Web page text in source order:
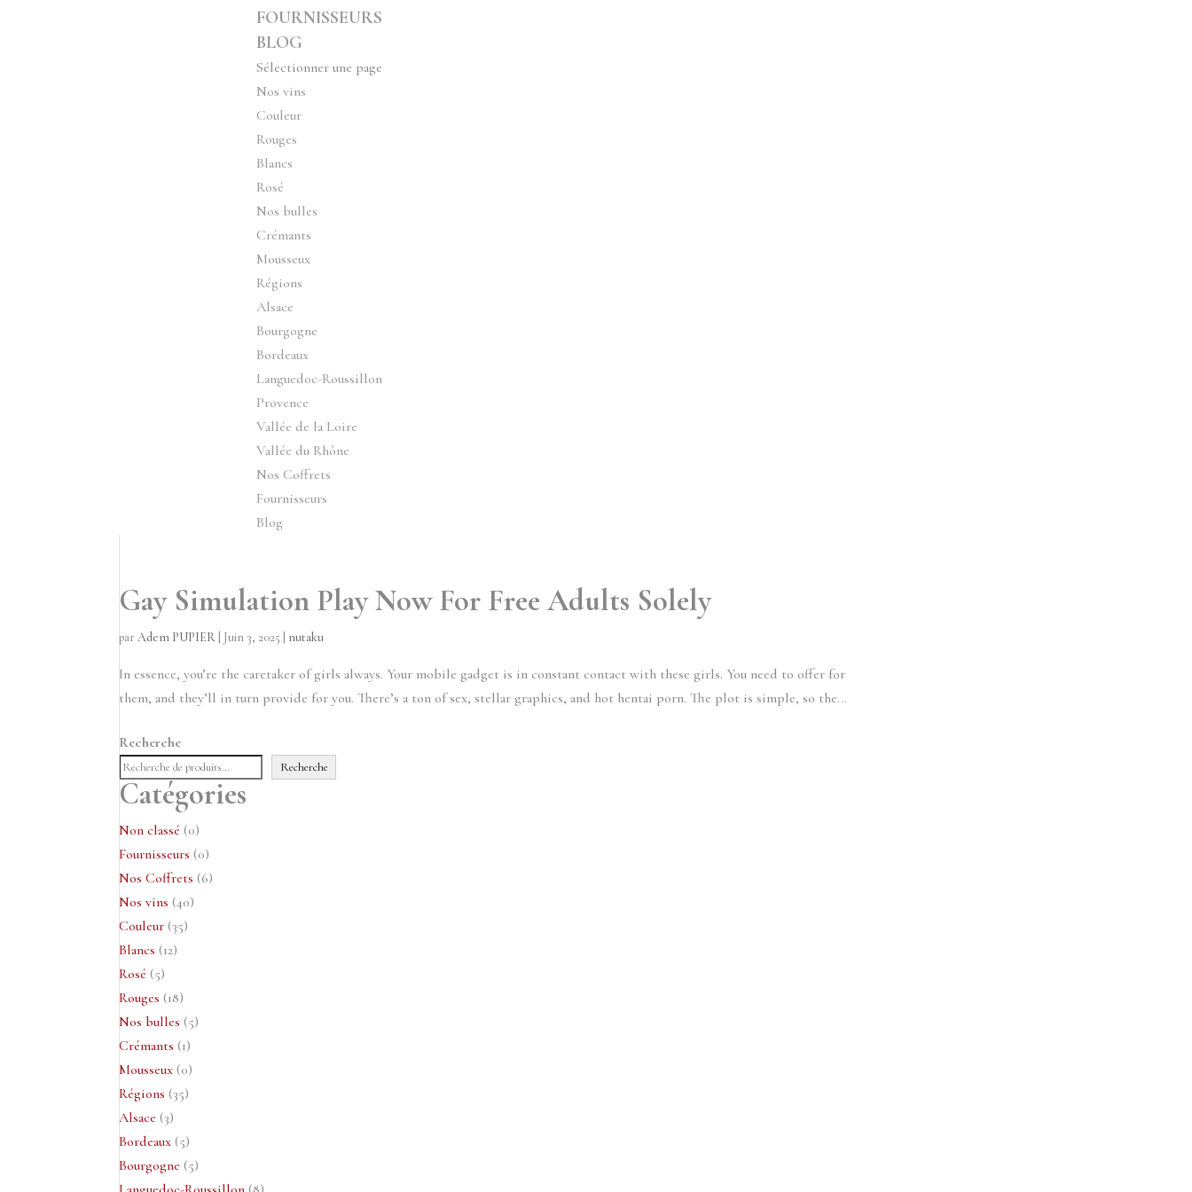
FOURNISSEURS
BLOG
Sélectionner une page
Nos vins
Couleur
Rouges
Blancs
Rosé
Nos bulles
Crémants
Mousseux
Régions
Alsace
Bourgogne
Bordeaux
Languedoc-Roussillon
Provence
Vallée de la Loire
Vallée du Rhône
Nos Coffrets
Fournisseurs
Blog
Gay Simulation Play Now For Free Adults Solely
parAdem PUPIER Juin 3, 2025 nutaku
In essence, you’re the caretaker of girls always. Your mobile gadget is in constant contact with these girls. You need to offer for
them, and they’ll in turn provide for you. There’s a ton of sex, stellar graphics, and hot hentai porn. The plot is simple, so the...
Recherche
Recherche
Catégories
Non classé 00
produit
Fournisseurs 00
produit
Nos Coffrets 66
Nos vins 4040
Couleur 3535
Blancs 1212
Rosé 55
produits
Rouges 1818
produits
Nos bulles 55
Crémants 11
produit
Mousseux 00
produit
Régions 3535
Alsace 33
produits
Bordeaux 55
produits
Bourgogne 55
produits
8